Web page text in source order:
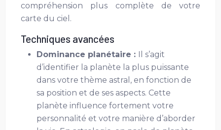
compréhension plus complète de votre
carte du ciel.
Techniques avancées
Dominance planétaire : Il s’agit
d’identifier la planète la plus puissante
dans votre thème astral, en fonction de
sa position et de ses aspects. Cette
planète influence fortement votre
personnalité et votre manière d’aborder